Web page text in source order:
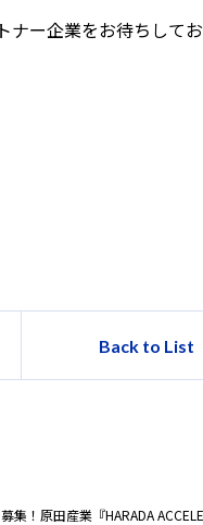
ー企業をお待ちしてお
Back to List
！原田産業『HARADA